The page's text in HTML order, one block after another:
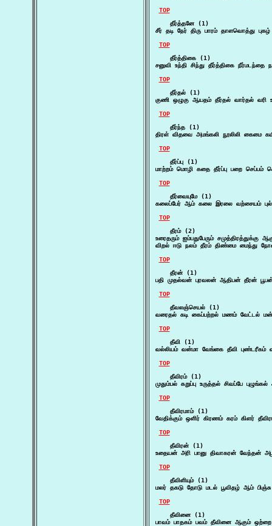
TOP
    தீர்த்தனே (1)
சீர் தடி நேர் திரு பாரம் தாளவொத்து
TOP
    தீர்த்திகை (1)
சனுவி உந்தி சிந்து தீர்த்திகை
TOP
    தீர்தல் (1)
குணி ஒழுகு ஆயதம் தீர்தல் வார்தல் வரி
TOP
    தீர்ந்த (1)
திரள் விதவை அமங்கலி நூலிலி கைமை
TOP
    தீர்ப்பு (1)
மாற்றம் மொழி கதை தீர்ப்பு பறை
TOP
    தீர்வையுமே (1)
கலைப்பேர் ஆம் கலை இரலை வற்சையம்
TOP
    தீரம் (2)
உரைதரும் ஐம்பதுபேரும்
விறல் ஈடு நலம் தீரம் திண்மை மைந்து
TOP
    தீரன் (1)
பதி முதல்வன் புரவலன் ஆதிபன் தீரன்
TOP
    தீவலஞ்செயல் (1)
வரைதல் கடி கைப்பற்றல் மணம் வேட்டல்
TOP
    தீவி (1)
வல்லியம் வன்மா வேங்கை தீவி புண்டரீகம்
TOP
    தீவிரம் (1)
முதும்பல் கறுப்பு உருத்தல் சிவப்பே
TOP
    தீவிரமாம் (1)
வேதிக்கும் ஒளிர் கிரணம் கரம் கிளர்
TOP
    தீவிரன் (1)
உதையன் அரி பானு திவாகரன்
TOP
    தீவிளியும் (1)
மலர் தகடு தோடு மடல் பூவிதழ் ஆம்
TOP
    தீவினை (1)
பாவம் பாதகம் பவம் தீவினை ஆகும்